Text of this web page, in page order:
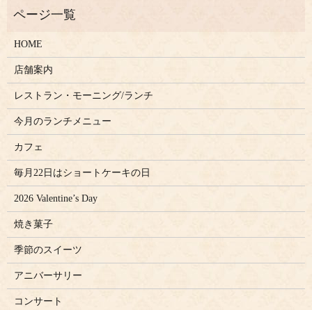
HOME
店舗案内
レストラン・モーニング/ランチ
今月のランチメニュー
カフェ
毎月22日はショートケーキの日
2026 Valentine’s Day
焼き菓子
季節のスイーツ
アニバーサリー
コンサート